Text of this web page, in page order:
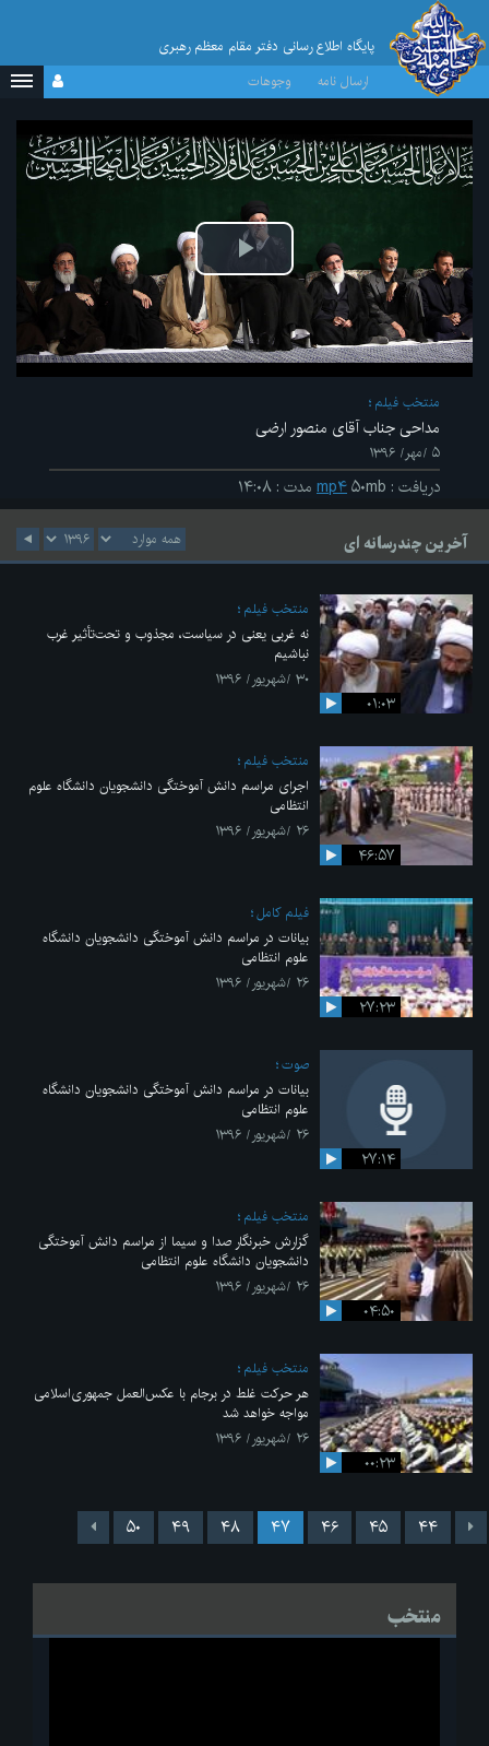
پایگاه اطلاع رسانی دفتر مقام معظم رهبری
ارسال نامه
وجوهات
پخش
ویدیو
منتخب فیلم
مداحی جناب آقای منصور ارضی
۵ /مهر/ ۱۳۹۶
دریافت : mp۴۵۰mb مدت : ۱۴:۰۸
آخرین چندرسانه ای
۰۱:۰۳
منتخب فیلم
نه غربی یعنی در سیاست، مجذوب و تحت‌تأثیر غرب
نباشیم
۳۰ /شهریور/ ۱۳۹۶
۴۶:۵۷
منتخب فیلم
اجرای مراسم دانش آموختگی دانشجویان دانشگاه علوم
انتظامی
۲۶ /شهریور/ ۱۳۹۶
۲۷:۲۳
فیلم کامل
بیانات در مراسم دانش آموختگی دانشجویان دانشگاه
علوم انتظامی
۲۶ /شهریور/ ۱۳۹۶
۲۷:۱۴
صوت
بیانات در مراسم دانش آموختگی دانشجویان دانشگاه
علوم انتظامی
۲۶ /شهریور/ ۱۳۹۶
۰۴:۵۰
منتخب فیلم
گزارش خبرنگار صدا و سیما از مراسم دانش آموختگی
دانشجویان دانشگاه علوم انتظامی
۲۶ /شهریور/ ۱۳۹۶
۰۰:۲۳
منتخب فیلم
هر حرکت غلط در برجام با عکس‌العمل جمهوری‌اسلامی
مواجه خواهد شد
۲۶ /شهریور/ ۱۳۹۶
۴۴ ۴۵ ۴۶ ۴۷ ۴۸ ۴۹ ۵۰
منتخب